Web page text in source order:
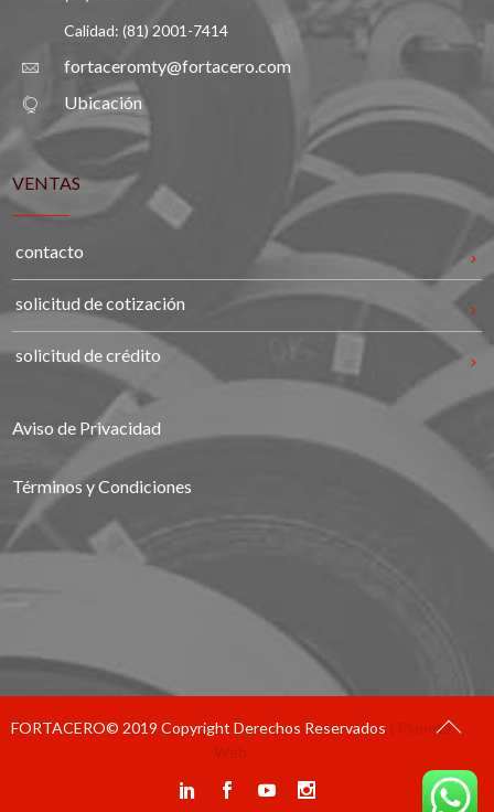
Calidad: (81) 2001-7414
fortaceromty@fortacero.com
Ubicación
VENTAS
contacto
solicitud de cotización
solicitud de crédito
Aviso de Privacidad
Términos y Condiciones
FORTACERO© 2019 Copyright Derechos Reservados | Planeta
Web